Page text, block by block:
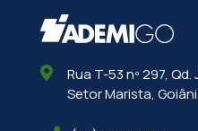
Rua T-53 nº 297, Qd.
Setor Marista,